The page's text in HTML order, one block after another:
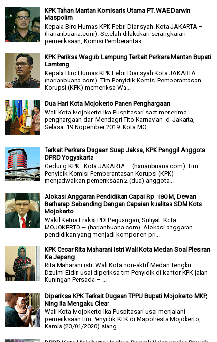
KPK Tahan Mantan Komisaris Utama PT. WAE Darwin
Maspolim
Kepala Biro Humas KPK Febri Diansyah. Kota JAKARTA –
(harianbuana.com). Setelah dilakukan serangkaian
pemeriksaan, Komisi Pemberantas...
KPK Periksa Wagub Lampung Terkait Perkara Mantan Bupati
Lamteng
Kepala Biro Humas KPK Febri Diansyah Kota JAKARTA –
(harianbuana.com). Tim Penyidik Komisi Pemberantasan
Korupsi (KPK) memeriksa Wa...
Dua Hari Kota Mojokerto Panen Penghargaan
Wali Kota Mojokerto Ika Puspitasari saat menerima
penghargaan dari Mendagri Tito Karnavian di Jakarta,
Selasa 19 Nopember 2019. Kota MO...
Terkait Perkara Dugaan Suap Jaksa, KPK Panggil Anggota
DPRD Yogyakarta
Gedung KPK Kota JAKARTA – (harianbuana.com). Tim
Penyidik Komisi Pemberantasan Korupsi (KPK)
menjadwalkan pemeriksaan 2 (dua) anggota...
Alokasi Anggaran Pendidikan Capai Rp. 180 M, Dewan
Berharap Sebanding Dengan Capaian kualitas SDM Kota
Mojokerto
Wakil Ketua Fraksi PDI Perjuangan, Suliyat. Kota
MOJOKERTO – (harianbuana.com). Alokasi anggaran
pendidikan yang menjadi komponen pri...
KPK Cecar Rita Maharani Istri Wali Kota Medan Soal Plesiran
Ke Jepang
Rita Maharani istri Wali Kota non-aktif Medan Tengku
Dzulmi Eldin usai diperiksa tim Penyidik di kantor KPK jalan
Kuningan Persada – ...
Diperiksa KPK Terkait Dugaan TPPU Bupati Mojokerto MKP,
Ning Ita Mengaku Clear
Wali Kota Mojokerto Ika Puspitasari usai menjalani
pemeriksaan tim Penyidik KPK di Mapolresta Mojokerto,
Kamis (23/01/2020) siang. ...